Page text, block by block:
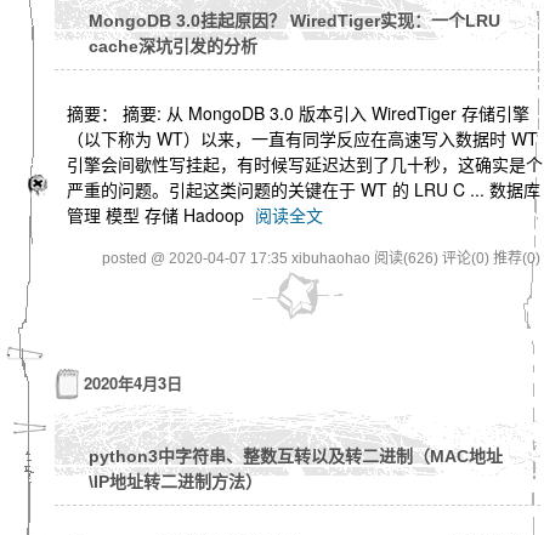
MongoDB 3.0挂起原因？ WiredTiger实现：一个LRU
cache深坑引发的分析
摘要： 摘要: 从 MongoDB 3.0 版本引入 WiredTiger 存储引擎
（以下称为 WT）以来，一直有同学反应在高速写入数据时 WT
引擎会间歇性写挂起，有时候写延迟达到了几十秒，这确实是个
严重的问题。引起这类问题的关键在于 WT 的 LRU C ... 数据库
管理 模型 存储 Hadoop 阅读全文
posted @ 2020-04-07 17:35 xibuhaohao 阅读(626) 评论(0) 推荐(0)
2020年4月3日
python3中字符串、整数互转以及转二进制（MAC地址
\IP地址转二进制方法）